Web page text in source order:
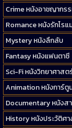
Crime หนังอาชญากร
Romance หนังรักโรแ
Mystery หนังลึกลับ
Fantasy หนังแฟนตาซี
Sci-Fi หนังวิทยาศาสต
Animation หนังการ์ตู
Documentary หนังส
History หนังประวัติศ